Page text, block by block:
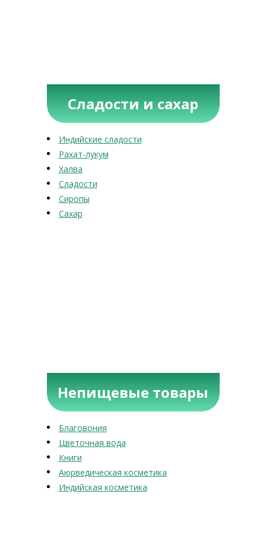
Сладости и сахар
Индийские сладости
Рахат-лукум
Халва
Сладости
Сиропы
Сахар
Непищевые товары
Благовония
Цветочная вода
Книги
Аюрведическая косметика
Индийская косметика